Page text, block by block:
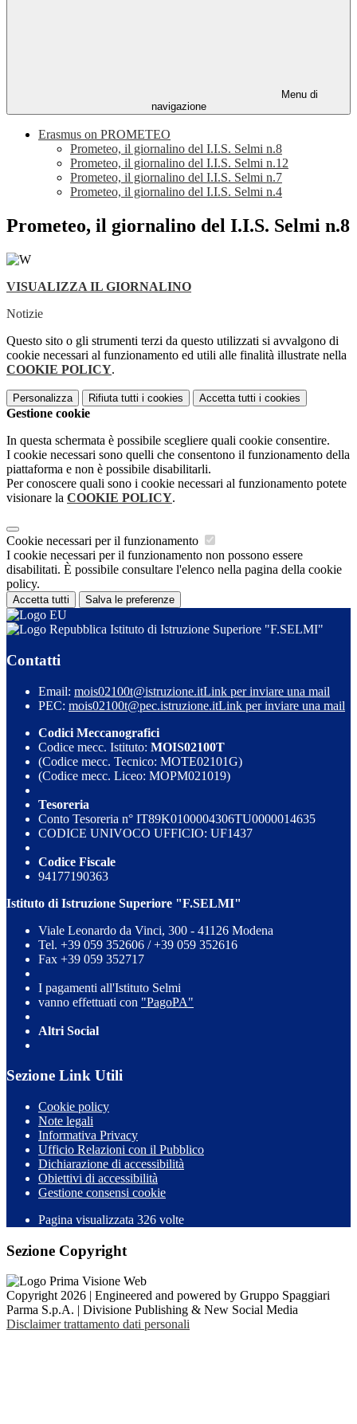
Menu di
navigazione
Erasmus on PROMETEO
Prometeo, il giornalino del I.I.S. Selmi n.8
Prometeo, il giornalino del I.I.S. Selmi n.12
Prometeo, il giornalino del I.I.S. Selmi n.7
Prometeo, il giornalino del I.I.S. Selmi n.4
Prometeo, il giornalino del I.I.S. Selmi n.8
VISUALIZZA IL GIORNALINO
Notizie
Questo sito o gli strumenti terzi da questo utilizzati si avvalgono di
cookie necessari al funzionamento ed utili alle finalità illustrate nella
COOKIE POLICY.
Personalizza Rifiuta tutti i cookies Accetta tutti i cookies
Gestione cookie
In questa schermata è possibile scegliere quali cookie consentire.
I cookie necessari sono quelli che consentono il funzionamento della
piattaforma e non è possibile disabilitarli.
Per conoscere quali sono i cookie necessari al funzionamento potete
visionare la COOKIE POLICY.
Cookie necessari per il funzionamento
I cookie necessari per il funzionamento non possono essere
disabilitati. È possibile consultare l'elenco nella pagina della cookie
policy.
Accetta tutti Salva le preferenze
Istituto di Istruzione Superiore "F.SELMI"
Contatti
Email: mois02100t@istruzione.itLink per inviare una mail
PEC: mois02100t@pec.istruzione.itLink per inviare una mail
Codici Meccanografici
Codice mecc. Istituto: MOIS02100T
(Codice mecc. Tecnico: MOTE02101G)
(Codice mecc. Liceo: MOPM021019)
Tesoreria
Conto Tesoreria n° IT89K0100004306TU0000014635
CODICE UNIVOCO UFFICIO: UF1437
Codice Fiscale
94177190363
Istituto di Istruzione Superiore "F.SELMI"
Viale Leonardo da Vinci, 300 - 41126 Modena
Tel. +39 059 352606 / +39 059 352616
Fax +39 059 352717
I pagamenti all'Istituto Selmi
vanno effettuati con "PagoPA"
Altri Social
Sezione Link Utili
Cookie policy
Note legali
Informativa Privacy
Ufficio Relazioni con il Pubblico
Dichiarazione di accessibilità
Obiettivi di accessibilità
Gestione consensi cookie
Pagina visualizzata 326 volte
Sezione Copyright
Copyright 2026 | Engineered and powered by Gruppo Spaggiari
Parma S.p.A. | Divisione Publishing & New Social Media
Disclaimer trattamento dati personali